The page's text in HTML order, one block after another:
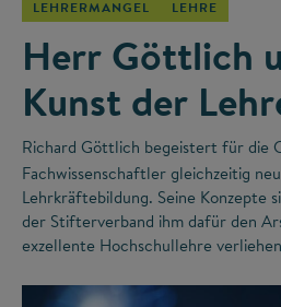
LEHRERMANGEL LEHRE
Herr Göttlich
Kunst der
Richard Göttlich begeistert für die
Fachwissenschaftler gleichzeitig
Lehrkräftebildung. Seine Konzepte
der Stifterverband ihm dafür den
exzellente Hochschullehre